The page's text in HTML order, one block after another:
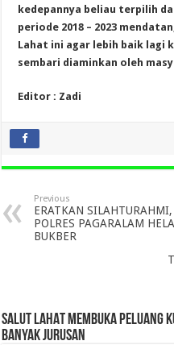
kedepannya beliau terpilih
periode 2018 – 2023
Lahat ini agar lebih baik lagi
sembari diaminkan oleh
Editor : Zadi
Previous
ERATKAN SILAHTURAHMI,
POLRES PAGARALAM
BUKBER
SALUT LAHAT MEMBUKA PELUANG
BANYAK JURUSAN